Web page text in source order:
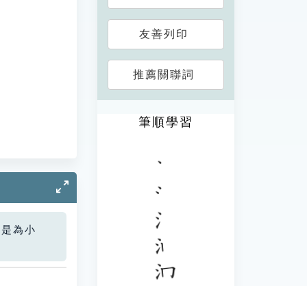
為小
友善列印
推薦關聯詞
筆順學習